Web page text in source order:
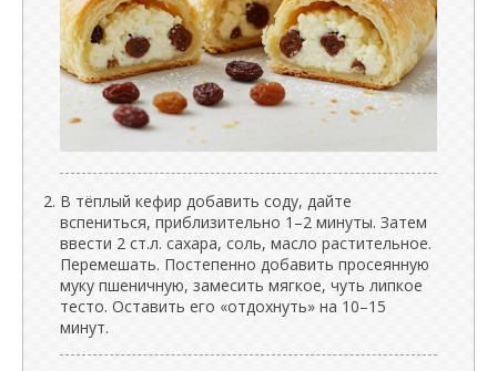
В тёплый кефир добавить соду, дайте
вспениться, приблизительно 1–2 минуты. Затем
ввести 2 ст.л. сахара, соль, масло растительное.
Перемешать. Постепенно добавить просеянную
муку пшеничную, замесить мягкое, чуть липкое
тесто. Оставить его «отдохнуть» на 10–15
минут.